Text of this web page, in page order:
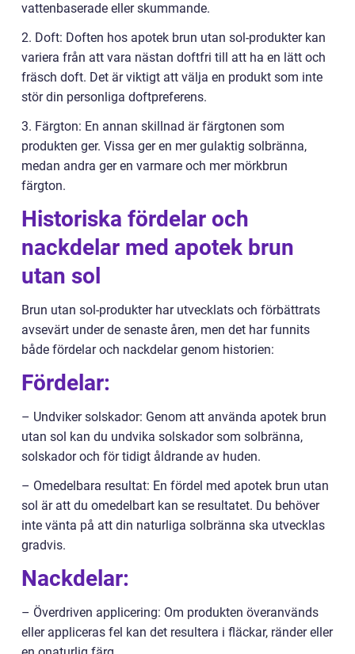
vattenbaserade eller skummande.
2. Doft: Doften hos apotek brun utan sol-produkter kan
variera från att vara nästan doftfri till att ha en lätt och
fräsch doft. Det är viktigt att välja en produkt som inte
stör din personliga doftpreferens.
3. Färgton: En annan skillnad är färgtonen som
produkten ger. Vissa ger en mer gulaktig solbränna,
medan andra ger en varmare och mer mörkbrun
färgton.
Historiska fördelar och
nackdelar med apotek brun
utan sol
Brun utan sol-produkter har utvecklats och förbättrats
avsevärt under de senaste åren, men det har funnits
både fördelar och nackdelar genom historien:
Fördelar:
– Undviker solskador: Genom att använda apotek brun
utan sol kan du undvika solskador som solbränna,
solskador och för tidigt åldrande av huden.
– Omedelbara resultat: En fördel med apotek brun utan
sol är att du omedelbart kan se resultatet. Du behöver
inte vänta på att din naturliga solbränna ska utvecklas
gradvis.
Nackdelar:
– Överdriven applicering: Om produkten överanvänds
eller appliceras fel kan det resultera i fläckar, ränder eller